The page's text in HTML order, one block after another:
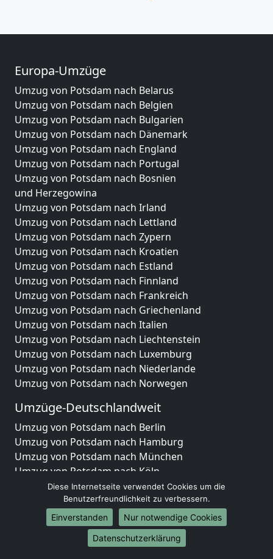
Europa-Umzüge
Umzug von Potsdam nach Belarus
Umzug von Potsdam nach Belgien
Umzug von Potsdam nach Bulgarien
Umzug von Potsdam nach Dänemark
Umzug von Potsdam nach England
Umzug von Potsdam nach Portugal
Umzug von Potsdam nach Bosnien
und Herzegowina
Umzug von Potsdam nach Irland
Umzug von Potsdam nach Lettland
Umzug von Potsdam nach Zypern
Umzug von Potsdam nach Kroatien
Umzug von Potsdam nach Estland
Umzug von Potsdam nach Finnland
Umzug von Potsdam nach Frankreich
Umzug von Potsdam nach Griechenland
Umzug von Potsdam nach Italien
Umzug von Potsdam nach Liechtenstein
Umzug von Potsdam nach Luxemburg
Umzug von Potsdam nach Niederlande
Umzug von Potsdam nach Norwegen
Umzüge-Deutschlandweit
Umzug von Potsdam nach Berlin
Umzug von Potsdam nach Hamburg
Umzug von Potsdam nach München
Umzug von Potsdam nach Köln
Umzug von Potsdam nach Frankfurt am Main
Umzug von Potsdam nach Stuttgart
Umzug von Potsdam nach Düsseldorf
Umzug von Potsdam nach Leipzig
Umzug von Potsdam nach Dortmund
Diese Internetseite verwendet Cookies um die
Benutzerfreundlichkeit zu verbessern.
Einverstanden
Nur notwendige Cookies
Datenschutzerklärung